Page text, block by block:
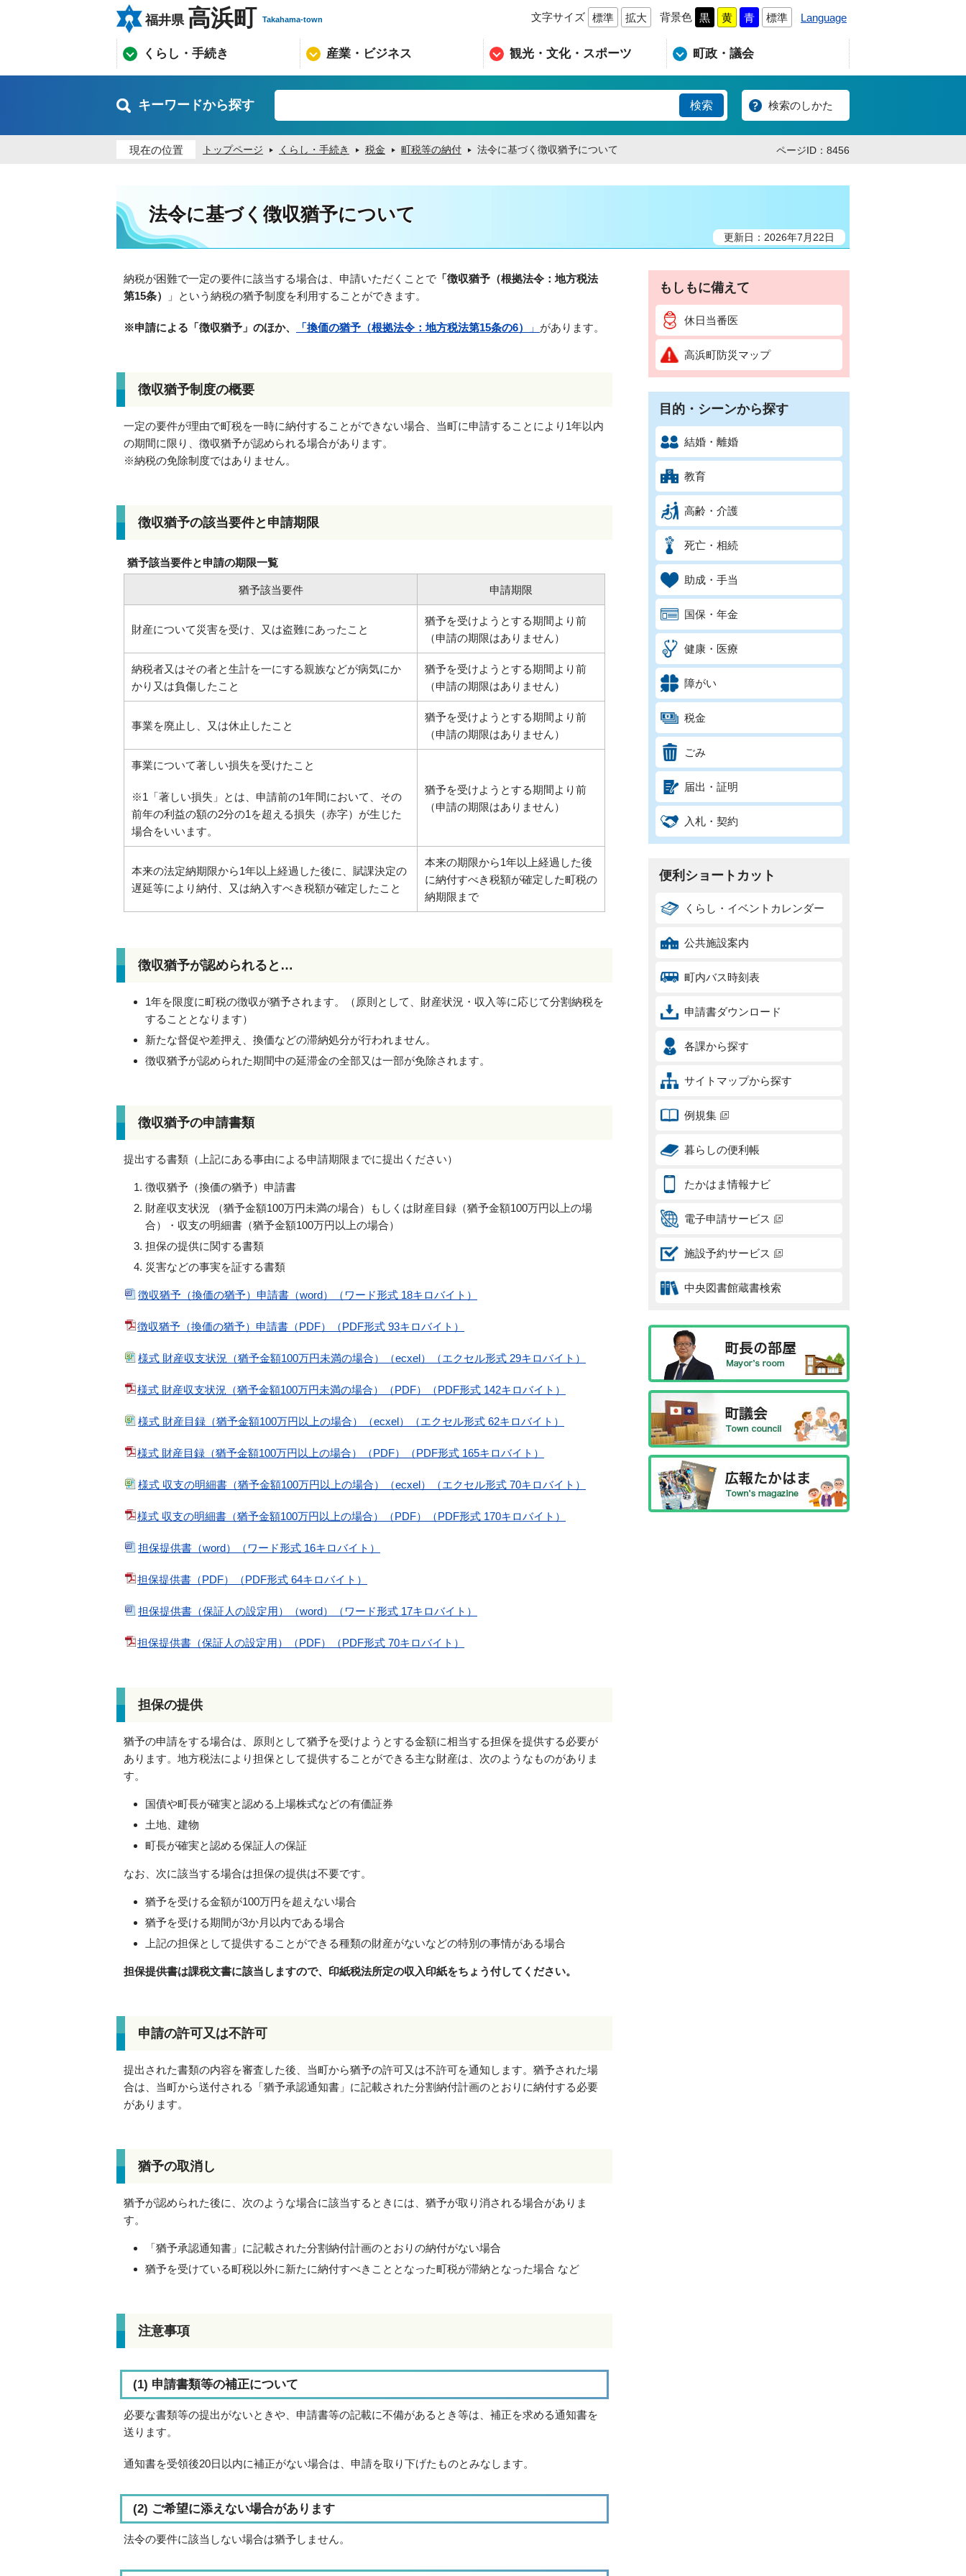
福井県 高浜町 Takahama-town 文字サイズ 標準 拡大 背景色 黒 黄 青 標準 Language
くらし・手続き 産業・ビジネス 観光・文化・スポーツ 町政・議会
キーワードから探す 検索のしかた
現在の位置 トップページ くらし・手続き 税金 町税等の納付 法令に基づく徴収猶予について ページID：8456
法令に基づく徴収猶予について
更新日：2026年7月22日
納税が困難で一定の要件に該当する場合は、申請いただくことで 「徴収猶予（根拠法令：地方税法
第15条）
」という納税の猶予制度を利用することができます。
※申請による「徴収猶予 」のほか、 「換価の猶予（根拠法令：地方税法第15条の6） 」 があります。
徴収猶予制度の概要
一定の要件が理由で町税を一時に納付することができない場合、当町に申請することにより1年以内
の期間に限り、徴収猶予が認められる場合があります。
※納税の免除制度ではありません。
徴収猶予の該当要件と申請期限
猶予該当要件と申請の期限一覧
猶予該当要件 申請期限
財産について災害を受け、又は盗難にあったこと
猶予を受けようとする期間より前
（申請の期限はありません）
納税者又はその者と生計を一にする親族などが病気にか
かり又は負傷したこと
猶予を受けようとする期間より前
（申請の期限はありません）
事業を廃止し、又は休止したこと
猶予を受けようとする期間より前
（申請の期限はありません）
事業について著しい損失を受けたこと
※1「著しい損失」とは、申請前の1年間において、その
前年の利益の額の2分の1を超える損失（赤字）が生じた
場合をいいます。
猶予を受けようとする期間より前
（申請の期限はありません）
本来の法定納期限から1年以上経過した後に、賦課決定の
遅延等により納付、又は納入すべき税額が確定したこと
本来の期限から1年以上経過した後
に納付すべき税額が確定した町税の
納期限まで
徴収猶予が認められると…
1年を限度に町税の徴収が猶予されます。（原則として、財産状況・収入等に応じて分割納税を
することとなります）
新たな督促や差押え、換価などの滞納処分が行われません。
徴収猶予が認められた期間中の延滞金の全部又は一部が免除されます。
徴収猶予の申請書類
提出する書類（上記にある事由による申請期限までに提出ください）
徴収猶予（換価の猶予）申請書
財産収支状況 （猶予金額100万円未満の場合）もしくは財産目録（猶予金額100万円以上の場
合）・収支の明細書（猶予金額100万円以上の場合）
担保の提供に関する書類
災害などの事実を証する書類
徴収猶予（換価の猶予）申請書（word）（ワード形式 18キロバイト）
徴収猶予（換価の猶予）申請書（PDF）（PDF形式 93キロバイト）
様式 財産収支状況（猶予金額100万円未満の場合）（ecxel）（エクセル形式 29キロバイト）
様式 財産収支状況（猶予金額100万円未満の場合）（PDF）（PDF形式 142キロバイト）
様式 財産目録（猶予金額100万円以上の場合）（ecxel）（エクセル形式 62キロバイト）
様式 財産目録（猶予金額100万円以上の場合）（PDF）（PDF形式 165キロバイト）
様式 収支の明細書（猶予金額100万円以上の場合）（ecxel）（エクセル形式 70キロバイト）
様式 収支の明細書（猶予金額100万円以上の場合）（PDF）（PDF形式 170キロバイト）
担保提供書（word）（ワード形式 16キロバイト）
担保提供書（PDF）（PDF形式 64キロバイト）
担保提供書（保証人の設定用）（word）（ワード形式 17キロバイト）
担保提供書（保証人の設定用）（PDF）（PDF形式 70キロバイト）
担保の提供
猶予の申請をする場合は、原則として猶予を受けようとする金額に相当する担保を提供する必要が
あります。地方税法により担保として提供することができる主な財産は、次のようなものがありま
す。
国債や町長が確実と認める上場株式などの有価証券
土地、建物
町長が確実と認める保証人の保証
なお、次に該当する場合は担保の提供は不要です。
猶予を受ける金額が100万円を超えない場合
猶予を受ける期間が3か月以内である場合
上記の担保として提供することができる種類の財産がないなどの特別の事情がある場合
担保提供書は課税文書に該当しますので、印紙税法所定の収入印紙をちょう付してください。
申請の許可又は不許可
提出された書類の内容を審査した後、当町から猶予の許可又は不許可を通知します。猶予された場
合は、当町から送付される「猶予承認通知書」に記載された分割納付計画のとおりに納付する必要
があります。
猶予の取消し
猶予が認められた後に、次のような場合に該当するときには、猶予が取り消される場合がありま
す。
「猶予承認通知書」に記載された分割納付計画のとおりの納付がない場合
猶予を受けている町税以外に新たに納付すべきこととなった町税が滞納となった場合 など
注意事項
(1) 申請書類等の補正について
必要な書類等の提出がないときや、申請書等の記載に不備があるとき等は、補正を求める通知書を
送ります。
通知書を受領後20日以内に補正がない場合は、申請を取り下げたものとみなします。
(2) ご希望に添えない場合があります
法令の要件に該当しない場合は猶予しません。
もしもに備えて
休日当番医
高浜町防災マップ
目的・シーンから探す
結婚・離婚
教育
高齢・介護
死亡・相続
助成・手当
国保・年金
健康・医療
障がい
税金
ごみ
届出・証明
入札・契約
便利ショートカット
くらし・イベントカレンダー
公共施設案内
町内バス時刻表
申請書ダウンロード
各課から探す
サイトマップから探す
例規集
暮らしの便利帳
たかはま情報ナビ
電子申請サービス
施設予約サービス
中央図書館蔵書検索